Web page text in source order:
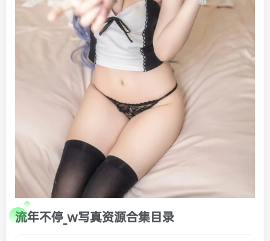
流年不停_w写真资源合集目录